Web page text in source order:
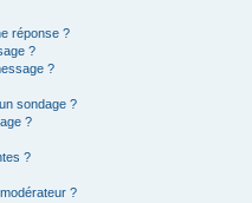
réponse ?
?
?
sondage ?
?
?
?